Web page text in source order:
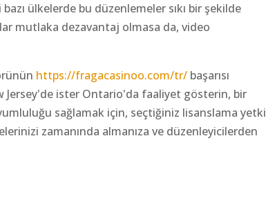
ülkelerde bu düzenlemeler sıkı bir şekilde
mutlaka dezavantaj olmasa da, video
https://fragacasinoo.com/tr/ başarısı
ister Ontario'da faaliyet gösterin, bir
sağlamak için, seçtiğiniz lisanslama yetki
zamanında almanıza ve düzenleyicilerden